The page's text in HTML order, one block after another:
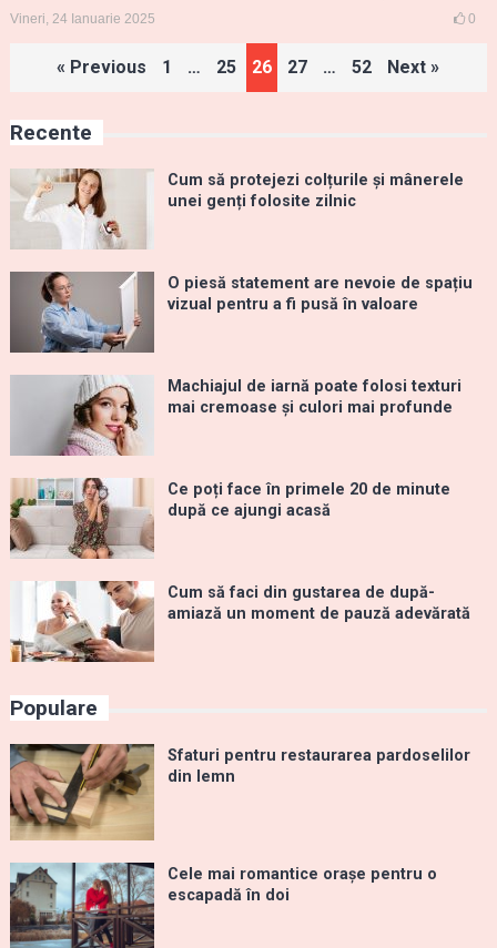
Vineri, 24 Ianuarie 2025 0
Paginație
articole
« Previous 1 … 25 26 27 … 52 Next »
Recente
Cum să protejezi colțurile și mânerele
unei genți folosite zilnic
O piesă statement are nevoie de spațiu
vizual pentru a fi pusă în valoare
Machiajul de iarnă poate folosi texturi
mai cremoase și culori mai profunde
Ce poți face în primele 20 de minute
după ce ajungi acasă
Cum să faci din gustarea de după-
amiază un moment de pauză adevărată
Populare
Sfaturi pentru restaurarea pardoselilor
din lemn
Cele mai romantice orașe pentru o
escapadă în doi